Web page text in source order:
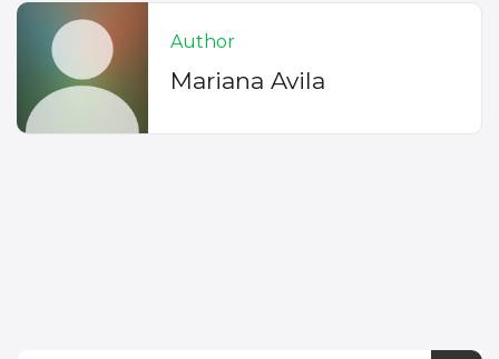
Author
Mariana Avila